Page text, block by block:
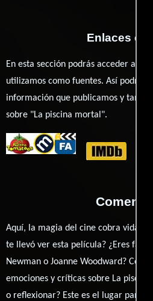
Enlaces
En esta sección podrás acceder a los
utilizamos como fuentes. Así podrás
información que publicamos y
sobre "La piscina mortal".
Aquí, la magia del cine cobra vida a
te llevó ver esta película? ¿Eres fan
Newman o Joanne Woodward?
emociones y críticas sobre La
o reflexionar? Este es el lugar para